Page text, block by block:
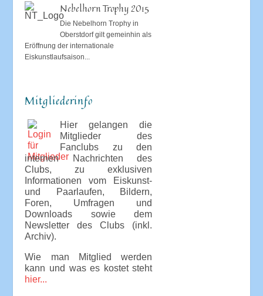
Nebelhorn Trophy 2015
Die Nebelhorn Trophy in
Oberstdorf gilt gemeinhin als
Eröffnung der internationale
Eiskunstlaufsaison...
Mitgliederinfo
Hier gelangen die
Mitglieder des
Fanclubs zu den
internen Nachrichten des
Clubs, zu exklusiven
Informationen vom Eiskunst-
und Paarlaufen, Bildern,
Foren, Umfragen und
Downloads sowie dem
Newsletter des Clubs (inkl.
Archiv).
Wie man Mitglied werden
kann und was es kostet steht
hier...